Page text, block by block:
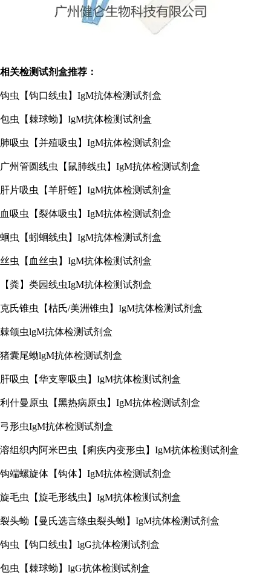
相关检测试剂盒推荐：
钩虫【钩口线虫】IgM抗体检测试剂盒
包虫【棘球蚴】IgM抗体检测试剂盒
肺吸虫【并殖吸虫】IgM抗体检测试剂盒
广州管圆线虫【鼠肺线虫】IgM抗体检测试剂盒
肝片吸虫【羊肝蛭】IgM抗体检测试剂盒
血吸虫【裂体吸虫】IgM抗体检测试剂盒
蛔虫【蚓蛔线虫】IgM抗体检测试剂盒
丝虫【血丝虫】IgM抗体检测试剂盒
【粪】类园线虫IgM抗体检测试剂盒
克氏锥虫【枯氏/美洲锥虫】IgM抗体检测试剂盒
棘颌虫lgM抗体检测试剂盒
猪囊尾蚴lgM抗体检测试剂盒
肝吸虫【华支睾吸虫】IgM抗体检测试剂盒
利什曼原虫【黑热病原虫】IgM抗体检测试剂盒
弓形虫IgM抗体检测试剂盒
溶组织内阿米巴虫【痢疾内变形虫】IgM抗体检测试剂盒
钩端螺旋体【钩体】IgM抗体检测试剂盒
旋毛虫【旋毛形线虫】IgM抗体检测试剂盒
裂头蚴【曼氏选言绦虫裂头蚴】IgM抗体检测试剂盒
钩虫【钩口线虫】lgG抗体检测试剂盒
包虫【棘球蚴】lgG抗体检测试剂盒